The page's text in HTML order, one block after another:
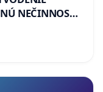
NEČINNOSŤ